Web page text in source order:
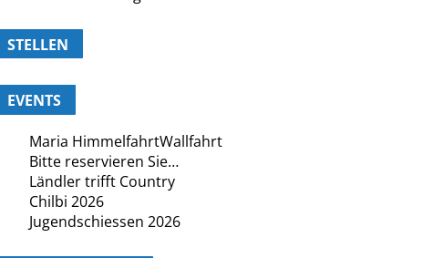
32 Berner Feuerwehrleute im
Wallis ausgebildet
Rückreise-Stau vor dem Gotthard-
Tunnel auf der A2 Richtung
Norden
7. August | 17:14